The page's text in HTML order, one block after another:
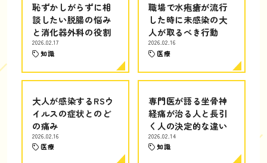
恥ずかしがらずに相
談したい脱腸の悩み
と消化器外科の役割
2026.02.17
知識
職場で水疱瘡が流行
した時に未感染の大
人が取るべき行動
2026.02.16
医療
大人が感染するRSウ
イルスの症状とのど
の痛み
2026.02.16
医療
専門医が語る坐骨神
経痛が治る人と長引
く人の決定的な違い
2026.02.14
知識